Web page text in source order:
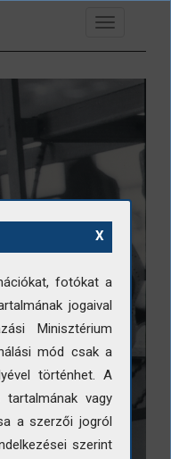
Toggle
navigation
X
fotókat a
jogaival
Minisztérium
mód csak a
történhet. A
vagy
a szerzői jogról
szerint